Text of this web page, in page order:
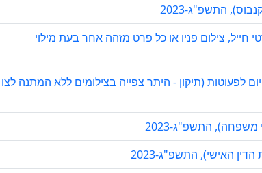
התשפ"ג-2023
צילום פניו או כל פרט מזהה אחר בעת מילוי
(תיקון - היתר צפייה בצילומים ללא המתנה לצו
התשפ"ג-2023
האישי), התשפ"ג-2023